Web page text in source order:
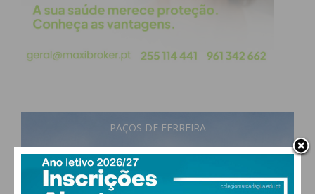
PAÇOS DE FERREIRA
17°
vento: 1m/s E